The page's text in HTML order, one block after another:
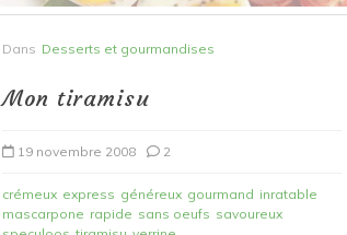
Dans Desserts et gourmandises
Mon tiramisu
19 novembre 2008 2
crémeux express généreux gourmand inratable
mascarpone rapide sans oeufs savoureux
Recettes végétariennes
Salons, rencontres et partenariats
Spaghettis aux légumes
au balsamique
18 mars 2020 0